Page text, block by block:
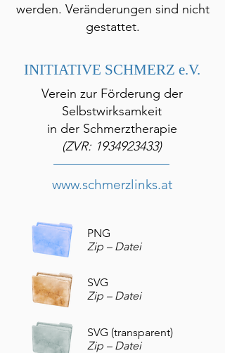
werden. Veränderungen sind nicht
gestattet.
INITIATIVE SCHMERZ e.V.
Verein zur Förderung der
Selbstwirksamkeit
in der Schmerztherapie
(ZVR: 1934923433)
www.schmerzlinks.at
PNG
Zip – Datei
SVG
Zip – Datei
SVG (transparent)
Zip – Datei